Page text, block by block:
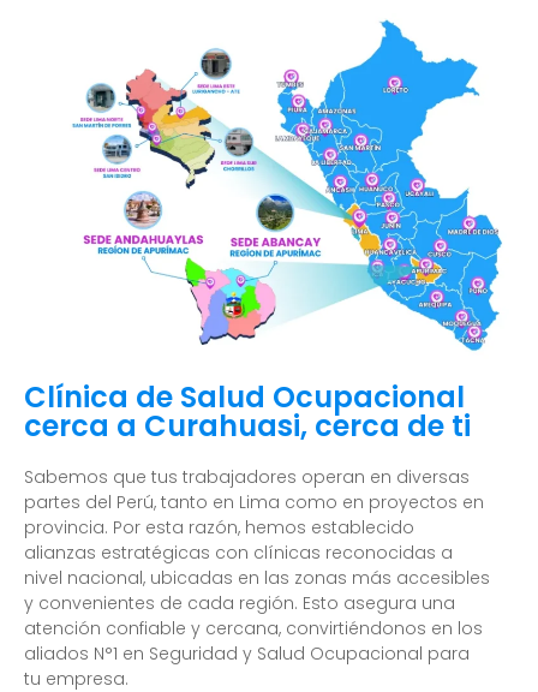
Clínica de Salud Ocupacional
cerca a Curahuasi, cerca de ti
Sabemos que tus trabajadores operan en diversas
partes del Perú, tanto en Lima como en proyectos en
provincia. Por esta razón, hemos establecido
alianzas estratégicas con clínicas reconocidas a
nivel nacional, ubicadas en las zonas más accesibles
y convenientes de cada región. Esto asegura una
atención confiable y cercana, convirtiéndonos en los
aliados N°1 en Seguridad y Salud Ocupacional para
tu empresa.